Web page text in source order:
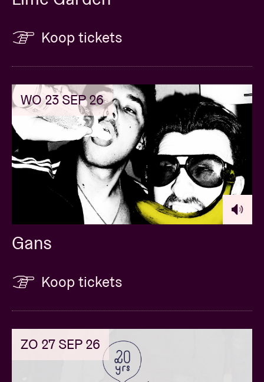
Koop tickets
WO 23 SEP 26
Gans
Koop tickets
ZO 27 SEP 26